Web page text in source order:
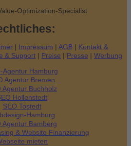
| Impressum | AGB| Kontakt &
& Support | Preise | Presse | Werbung
Agentur Hamburg
Agentur Bremen
Agentur Buchholz
Hollenstedt
SEO Tostedt
Hamburg
Agentur Bamberg
& Website Finanzierung
mieten